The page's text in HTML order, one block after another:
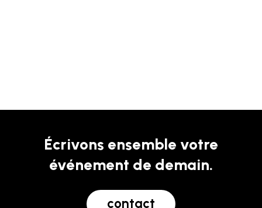
Écrivons ensemble votre
événement de demain.
contact